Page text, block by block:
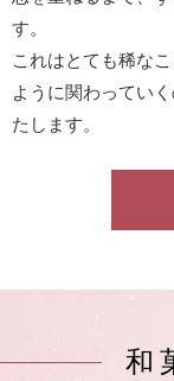
す。
これはとても稀な
ように関わってい
たします。
和